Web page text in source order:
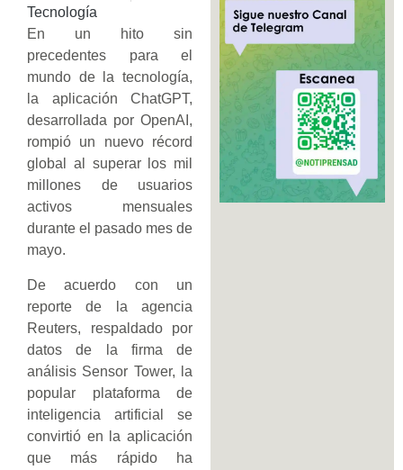
Tecnología
En un hito sin
precedentes para el
mundo de la tecnología,
la aplicación ChatGPT,
desarrollada por OpenAI,
rompió un nuevo récord
global al superar los mil
millones de usuarios
activos mensuales
durante el pasado mes de
mayo.
De acuerdo con un
reporte de la agencia
Reuters, respaldado por
datos de la firma de
análisis Sensor Tower, la
popular plataforma de
inteligencia artificial se
convirtió en la aplicación
que más rápido ha